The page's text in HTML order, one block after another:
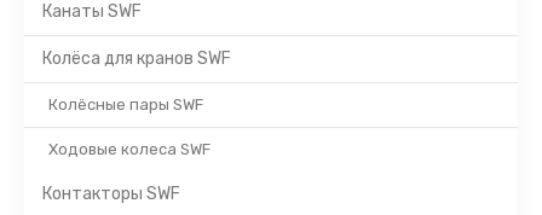
Канаты SWF
Колёса для кранов SWF
Колёсные пары SWF
Ходовые колеса SWF
Контакторы SWF